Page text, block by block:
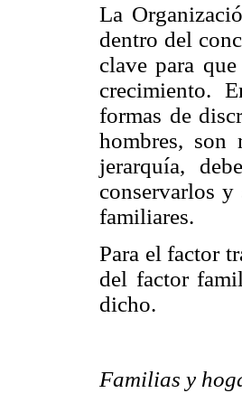
La
dentro del
clave para
crecimiento.
formas de
hombres, son
jerarquía,
conservarlos y
familiares.
Para el factor
del factor
dicho.
Familias y